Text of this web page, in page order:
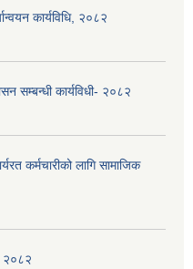
कार्यविधि, २०८२
सम्बन्धी कार्यविधी- २०८२
कर्मचारीको लागि सामाजिक
२०८२